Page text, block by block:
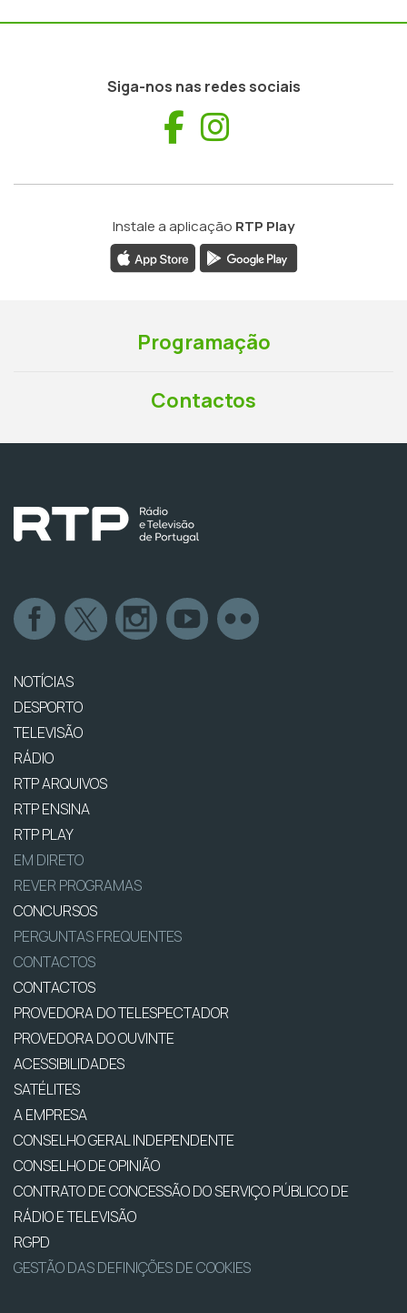
Siga-nos nas redes sociais
Facebook
Instale a aplicação RTP Play
Programação
Contactos
NOTÍCIAS
DESPORTO
TELEVISÃO
RÁDIO
RTP ARQUIVOS
RTP ENSINA
RTP PLAY
EM DIRETO
REVER PROGRAMAS
CONCURSOS
PERGUNTAS FREQUENTES
CONTACTOS
CONTACTOS
PROVEDORA DO TELESPECTADOR
PROVEDORA DO OUVINTE
ACESSIBILIDADES
SATÉLITES
A EMPRESA
CONSELHO GERAL INDEPENDENTE
CONSELHO DE OPINIÃO
CONTRATO DE CONCESSÃO DO SERVIÇO PÚBLICO DE
RÁDIO E TELEVISÃO
RGPD
GESTÃO DAS DEFINIÇÕES DE COOKIES